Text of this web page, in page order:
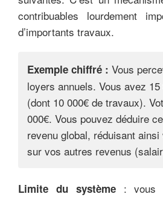
contribuables lourdement
d’importants travaux.
Exemple chiffré : Vous
loyers annuels. Vous avez
(dont 10 000€ de travaux).
000€. Vous pouvez déduire
revenu global, réduisant
sur vos autres revenus
Limite du système: vous